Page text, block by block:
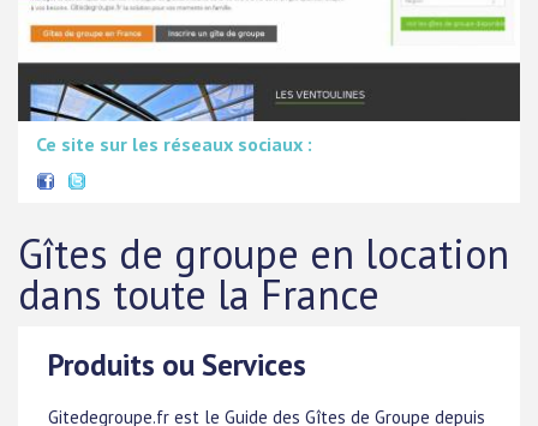
Ce site sur les réseaux sociaux :
Gîtes de groupe en location
dans toute la France
Produits ou Services
Gitedegroupe.fr est le Guide des Gîtes de Groupe depuis